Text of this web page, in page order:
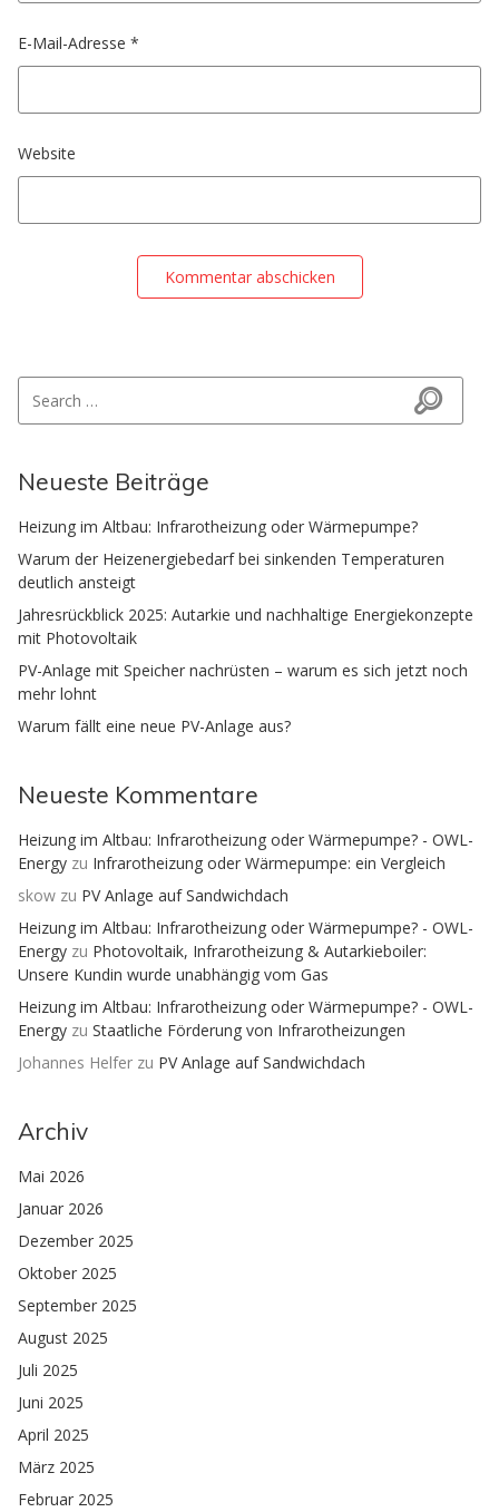
E-Mail-Adresse *
Website
Search
Neueste Beiträge
Heizung im Altbau: Infrarotheizung oder Wärmepumpe?
Warum der Heizenergiebedarf bei sinkenden Temperaturen
deutlich ansteigt
Jahresrückblick 2025: Autarkie und nachhaltige Energiekonzepte
mit Photovoltaik
PV-Anlage mit Speicher nachrüsten – warum es sich jetzt noch
mehr lohnt
Warum fällt eine neue PV-Anlage aus?
Neueste Kommentare
Heizung im Altbau: Infrarotheizung oder Wärmepumpe? - OWL-
Energy zu Infrarotheizung oder Wärmepumpe: ein Vergleich
skow zu PV Anlage auf Sandwichdach
Heizung im Altbau: Infrarotheizung oder Wärmepumpe? - OWL-
Energy zu Photovoltaik, Infrarotheizung & Autarkieboiler:
Unsere Kundin wurde unabhängig vom Gas
Heizung im Altbau: Infrarotheizung oder Wärmepumpe? - OWL-
Energy zu Staatliche Förderung von Infrarotheizungen
Johannes Helfer zu PV Anlage auf Sandwichdach
Archiv
Mai 2026
Januar 2026
Dezember 2025
Oktober 2025
September 2025
August 2025
Juli 2025
Juni 2025
April 2025
März 2025
Februar 2025